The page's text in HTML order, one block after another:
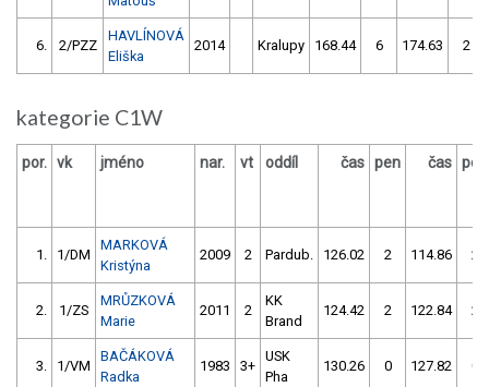
6. 2/PZZ
HAVLÍNOVÁ
Eliška
2014 Kralupy 168.44 6 174.63 2
kategorie C1W
por. vk jméno nar. vt oddíl čas pen čas pen
1. 1/DM
MARKOVÁ
Kristýna
2009 2 Pardub. 126.02 2 114.86 2
2. 1/ZS
MRŮZKOVÁ
Marie
2011 2
KK
Brand
124.42 2 122.84 2
3. 1/VM
BAČÁKOVÁ
Radka
1983 3+
USK
Pha
130.26 0 127.82 0